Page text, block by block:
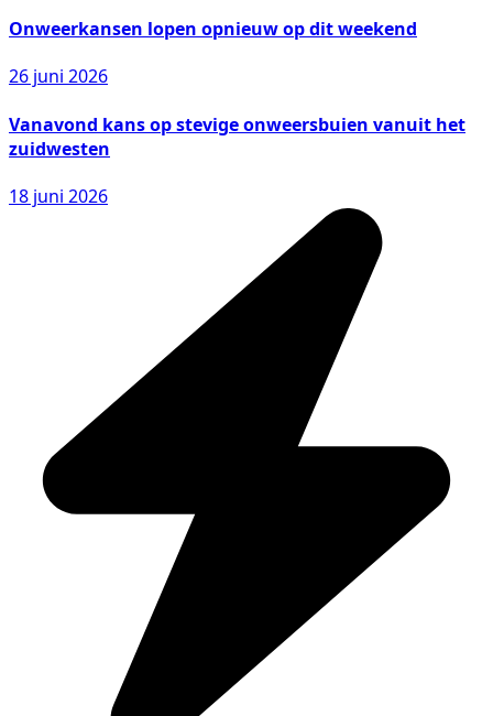
Onweerkansen lopen opnieuw op dit weekend
26 juni 2026
Vanavond kans op stevige onweersbuien vanuit het
zuidwesten
18 juni 2026